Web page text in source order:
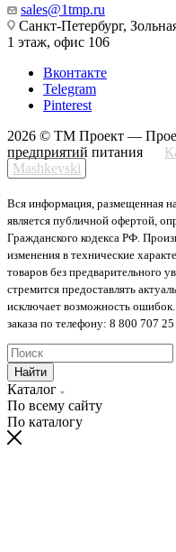
sales@1tmp.ru
Санкт-Петербург,
1 этаж, офис 106
Вконтакте
Telegram
Pinterest
2026 © ТМ Проект —
предприятий питания
Mashkevski
Вся информация, размещенная
является публичной офертой,
Гражданского кодекса РФ.
изменения в технические
товаров без предварительного
стремится предоставлять
исключает возможность
заказа по телефону: 8 800 707 25
Найти
Каталог
По всему сайту
По каталогу